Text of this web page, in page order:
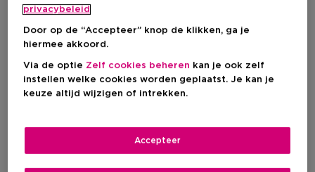
30 ML
Kortingsprijs
€ 60,00
Productprijs
€ 75,00 Productprijs
€ 105,00 Productprijs
€ 130,00
Kortingsprijs
€ 60,00
-20% Productprijs
€ 75,00
privacybeleid
Door op de “Accepteer” knop de klikken, ga je
hiermee akkoord.
Via de optie Zelf cookies beheren kan je ook zelf
instellen welke cookies worden geplaatst. Je kan je
keuze altijd wijzigen of intrekken.
Accepteer